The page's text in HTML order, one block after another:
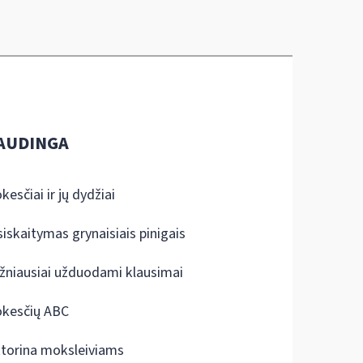
ir jų dydžiai
grynaisiais pinigais
užduodami klausimai
ABC
moksleiviams